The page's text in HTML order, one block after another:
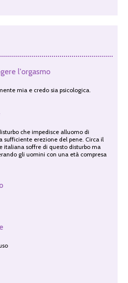
l'orgasmo
mia e credo sia psicologica.
che impedisce alluomo di
sufficiente erezione del pene. Circa il
italiana soffre di questo disturbo ma
gli uomini con una età compresa